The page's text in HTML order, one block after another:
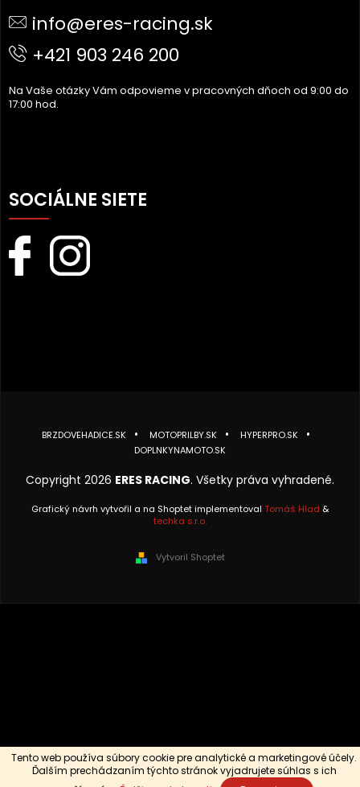
Tento web používa súbory cookie pre analytické a marketingové účely.
Ďalším prechádzaním týchto stránok vyjadrujete súhlas s ich
T
info@eres-racing.sk
+421 903 246 200
Na Vaše otázky Vám odpovieme v pracovných dňoch od 9:00 do
17:00 hod.
SOCIÁLNE SIETE
BRZDOVEHADICE.SK MOTOPRILBY.SK
HYPERPRO.SK
DOPLNKYNAMOTO.SK
Copyright 2026 ERES RACING. Všetky práva vyhradené.
Grafický návrh vytvořil a na Shoptet implementoval Tomáš Hlad &
techka s.r.o.
Vytvoril Shoptet